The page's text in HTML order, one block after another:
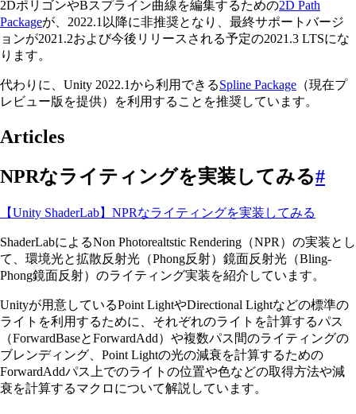
2DポリゴンやBスプライン曲線を編集するための2D Path
Packageが、2022.1以降に非推奨となり、最終サポートバージ
ョンが2021.2および今後リリースされる予定の2021.3 LTSにな
ります。
代わりに、Unity 2022.1から利用できるSpline Package （現在プ
レビュー版を提供）を利用することを推奨しています。
Articles
NPRなライティングを実装してみる#
【Unity ShaderLab】NPRなライティングを実装してみる
ShaderLabによるNon Photorealtstic Rendering（NPR）の実装とし
て、環境光と拡散反射光（Phong反射）鏡面反射光（Bling-
Phong鏡面反射）のライティング実装を紹介しています。
Unityが用意しているPoint LightやDirectional Lightなどの標準の
ライトを利用するために、それぞれのライトを計算するパス
（ForwardBaseとForwardAdd）や複数パス間のライティングの
ブレンディング、Point Lightの光の減衰を計算するための
ForwardAddパス上でのライトの位置や色などの取得方法や減
衰を計算するマクロについて解説しています。